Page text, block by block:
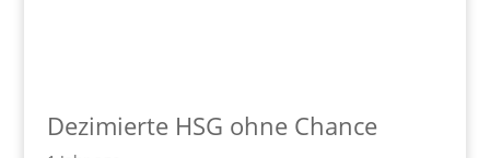
Dezimierte HSG ohne Chance